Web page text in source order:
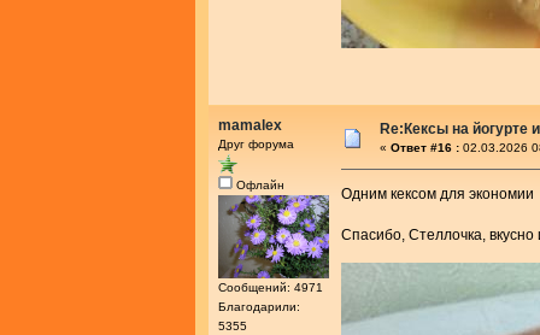
mamalex
Друг форума
Офлайн
Сообщений: 4971
Благодарили:
5355
Re:Кексы на йогурте
« Ответ #16 : 02.03.2026
Одним кексом для экономии
Спасибо, Стеллочка,